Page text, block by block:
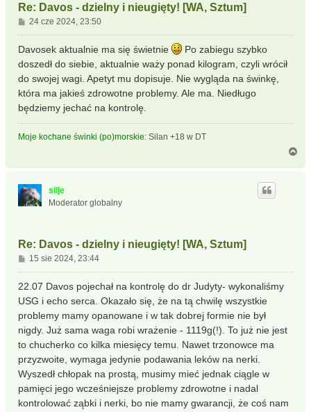
Re: Davos - dzielny i nieugięty! [WA, Sztum]
P
o
s
24 cze 2024, 23:50
Davosek aktualnie ma się świetnie
Po zabiegu szybko
doszedł do siebie, aktualnie waży ponad kilogram, czyli wrócił
do swojej wagi. Apetyt mu dopisuje. Nie wygląda na świnkę,
która ma jakieś zdrowotne problemy. Ale ma. Niedługo
będziemy jechać na kontrolę.
Moje kochane świnki (po)morskie: Silan +18 w DT
silje
Moderator globalny
Re: Davos - dzielny i nieugięty! [WA, Sztum]
P
o
s
t
15 sie 2024, 23:44
22.07 Davos pojechał na kontrolę do dr Judyty- wykonaliśmy
USG i echo serca. Okazało się, że na tą chwilę wszystkie
problemy mamy opanowane i w tak dobrej formie nie był
nigdy. Już sama waga robi wrażenie - 1119g(!). To już nie jest
to chucherko co kilka miesięcy temu. Nawet trzonowce ma
przyzwoite, wymaga jedynie podawania leków na nerki.
Wyszedł chłopak na prostą, musimy mieć jednak ciągle w
pamięci jego wcześniejsze problemy zdrowotne i nadal
kontrolować ząbki i nerki, bo nie mamy gwarancji, że coś nam